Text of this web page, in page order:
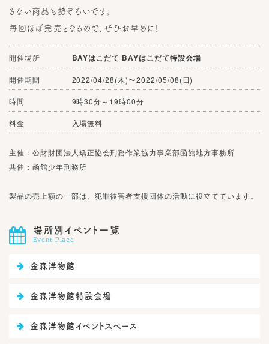
きない商品も勢ぞろいです。
毎回ほぼ完売となるので、ぜひお早めに！
開催場所 BAYはこだて BAYはこだて特設会場
開催期間 2022/04/28(木)〜2022/05/08(日)
時間 9時30分～19時00分
料金 入場無料
主催：公財財団法人矯正協会刑務作業協力事業部函館地方事務所
共催：函館少年刑務所
製品の売上額の一部は、犯罪被害者支援団体の活動に役立てています。
 場所別イベント一覧
Event Place
 金森洋物館
 金森洋物館特設会場
 金森洋物館イベントスぺース